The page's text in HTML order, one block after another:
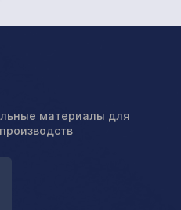
материалы для